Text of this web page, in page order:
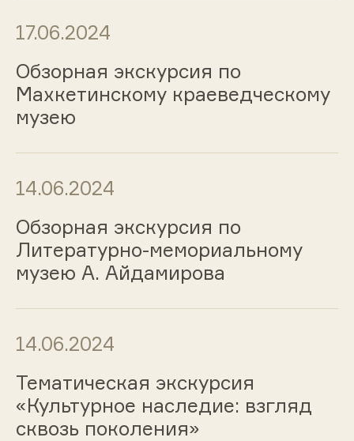
17.06.2024
Обзорная экскурсия по
Махкетинскому краеведческому
музею
14.06.2024
Обзорная экскурсия по
Литературно-мемориальному
музею А. Айдамирова
14.06.2024
Тематическая экскурсия
«Культурное наследие: взгляд
сквозь поколения»